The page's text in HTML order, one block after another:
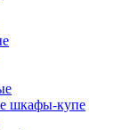
шкафы-купе